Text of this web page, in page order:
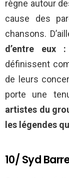
règne autour
cause des
chansons.
d’entre eux :
définissent
de leurs
porte une
artistes du
les légendes
10/ Syd